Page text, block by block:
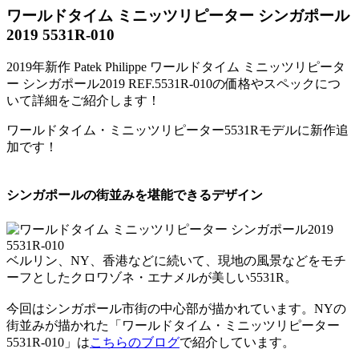
ワールドタイム ミニッツリピーター シンガポール
2019 5531R-010
2019年新作 Patek Philippe ワールドタイム ミニッツリピータ
ー シンガポール2019 REF.5531R-010の価格やスペックにつ
いて詳細をご紹介します！
ワールドタイム・ミニッツリピーター5531Rモデルに新作追
加です！
シンガポールの街並みを堪能できるデザイン
ベルリン、NY、香港などに続いて、現地の風景などをモチ
ーフとしたクロワゾネ・エナメルが美しい5531R。
今回はシンガポール市街の中心部が描かれています。NYの
街並みが描かれた「ワールドタイム・ミニッツリピーター
5531R-010」はこちらのブログで紹介しています。